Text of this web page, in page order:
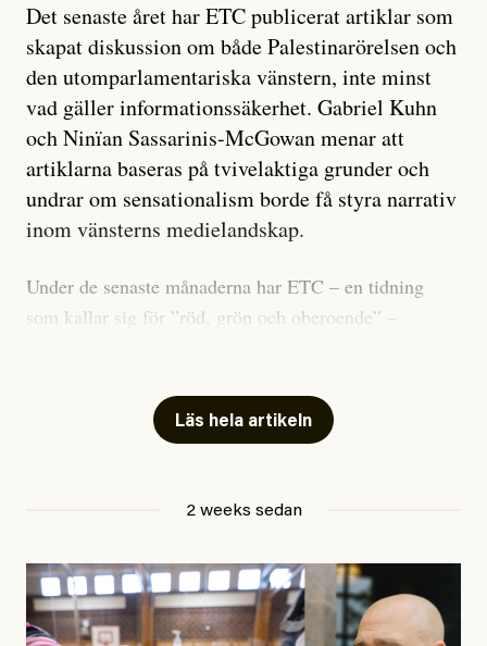
Det senaste året har ETC publicerat artiklar som
skapat diskussion om både Palestinarörelsen och
den utomparlamentariska vänstern, inte minst
vad gäller informationssäkerhet. Gabriel Kuhn
och Ninïan Sassarinis-McGowan menar att
artiklarna baseras på tvivelaktiga grunder och
undrar om sensationalism borde få styra narrativ
inom vänsterns medielandskap.
Under de senaste månaderna har ETC – en tidning
som kallar sig för ”röd, grön och oberoende” –
skriver för? Vad betyder det att vara en ”röd, grön och
oberoende” tidning? Och vad är egentligen bra
utpekas som israelisk infiltratör”. Enligt ingressen
handlar artikeln om en person vars ”bakgrund skapar
Läs hela artikeln
2 weeks sedan